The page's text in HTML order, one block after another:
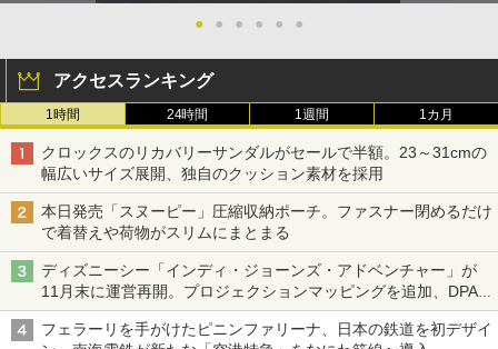
● ● ● ● ● ●
アクセスランキング
1時間 24時間 1週間 1カ月
クロックスのリカバリーサンダルがセールで半額。23～31cmの
幅広いサイズ展開、独自のクッション素材を採用
本日発売「スヌーピー」圧縮収納ポーチ。ファスナー閉めるだけ
で着替えや荷物がスリムにまとまる
ディズニーシー「インディ・ジョーンズ・アドベンチャー」が
11月末に運営再開。プロジェクションマッピングを追加、DPA
は1500円
フェラーリを手がけたピニンファリーナ、日本の鉄道を初デザイ